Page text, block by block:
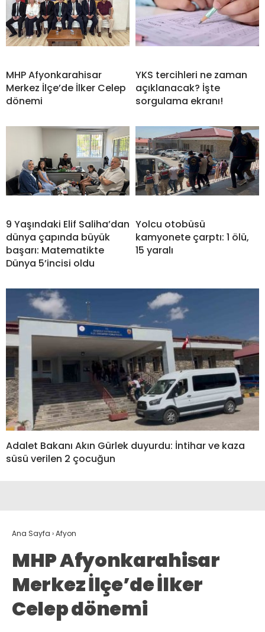
MHP Afyonkarahisar
Merkez İlçe’de İlker Celep
dönemi
YKS tercihleri ne zaman
açıklanacak? İşte
sorgulama ekranı!
9 Yaşındaki Elif Saliha’dan
dünya çapında büyük
başarı: Matematikte
Dünya 5’incisi oldu
Yolcu otobüsü
kamyonete çarptı: 1 ölü,
15 yaralı
Adalet Bakanı Akın Gürlek duyurdu: İntihar ve kaza
süsü verilen 2 çocuğun
Ana Sayfa ›Afyon
MHP Afyonkarahisar
Merkez İlçe’de İlker
Celep dönemi